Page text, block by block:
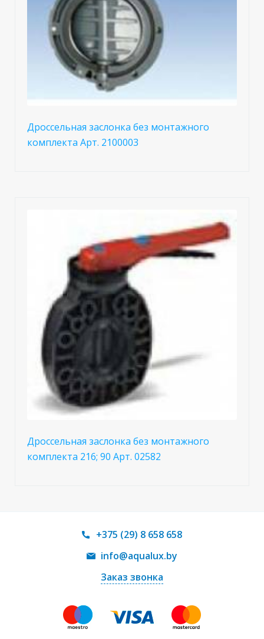
Дроссельная заслонка без монтажного
комплекта Арт. 2100003
Дроссельная заслонка без монтажного
комплекта 216; 90 Арт. 02582
+375 (29) 8 658 658
info@aqualux.by
Заказ звонка